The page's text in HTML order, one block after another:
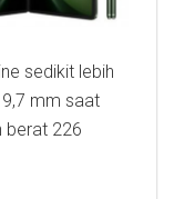
sedikit lebih
mm saat
berat 226